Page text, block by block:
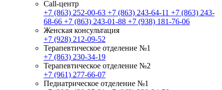
Call-центр
+7 (863) 252-00-63 +7 (863) 243-64-11 +7 (863) 243-
68-66 +7 (863) 243-01-88 +7 (938) 181-76-06
Женская консультация
+7 (928) 212-09-52
Терапевтическое отделение №1
+7 (863) 230-34-19
Терапевтическое отделение №2
+7 (961) 277-66-07
Педиатрическое отделение №1